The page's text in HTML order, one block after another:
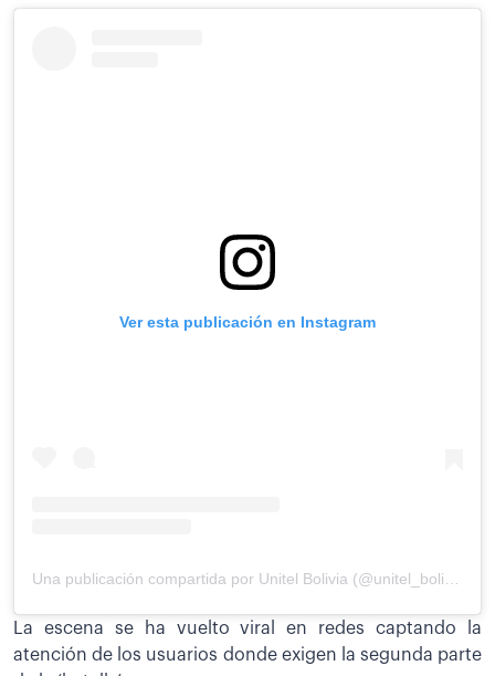
Ver esta publicación en Instagram
La escena se ha vuelto viral en redes captando la
atención de los usuarios donde exigen la segunda parte